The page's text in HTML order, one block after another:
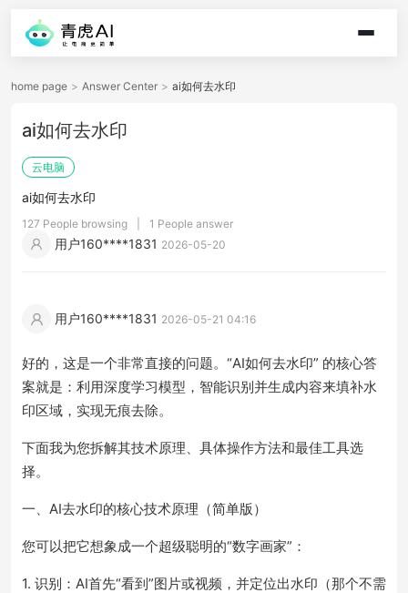
home page > Answer Center > ai如何去水印
ai如何去水印
云电脑
ai如何去水印
127 People browsing 1 People answer
用户160****1831 2026-05-20
用户160****1831 2026-05-21 04:16
好的，这是一个非常直接的问题。“AI如何去水印” 的核心答
案就是：利用深度学习模型，智能识别并生成内容来填补水
印区域，实现无痕去除。
下面我为您拆解其技术原理、具体操作方法和最佳工具选
择。
一、AI去水印的核心技术原理（简单版）
您可以把它想象成一个超级聪明的“数字画家”：
1. 识别：AI首先“看到”图片或视频，并定位出水印（那个不需